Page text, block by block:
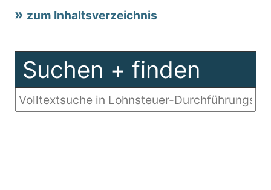
zum Inhaltsverzeichnis
Suchen + finden